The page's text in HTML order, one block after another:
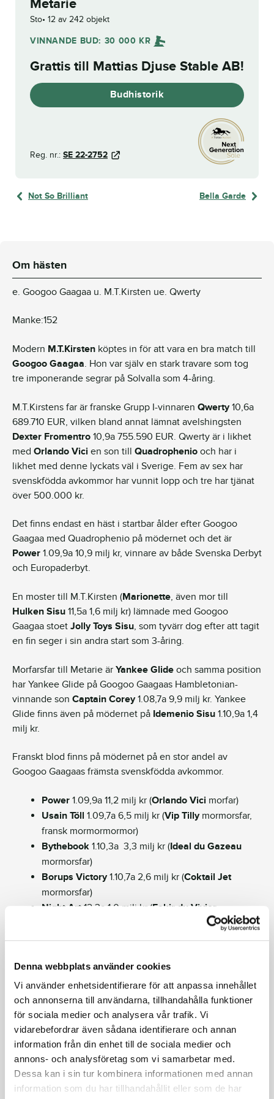
Denna webbplats använder cookies
Vi använder enhetsidentifierare för att anpassa innehållet
och annonserna till användarna, tillhandahålla funktioner
för sociala medier och analysera vår trafik. Vi
vidarebefordrar även sådana identifierare och annan
information från din enhet till de sociala medier och
annons- och analysföretag som vi samarbetar med.
Dessa kan i sin tur kombinera informationen med annan
information som du har tillhandahållit eller som de har
Metarie
Sto 12 av 242 objekt
VINNANDE BUD: 30 000 KR
Grattis till Mattias Djuse Stable AB!
Budhistorik
Reg. nr.: SE 22-2752
Not So Brilliant Bella Garde
Om hästen
e. Googoo Gaagaa u. M.T.Kirsten ue. Qwerty
Manke:152
Modern M.T.Kirsten köptes in för att vara en bra match till
Googoo Gaagaa. Hon var själv en stark travare som tog
tre imponerande segrar på Solvalla som 4-åring.
M.T.Kirstens far är franske Grupp I-vinnaren Qwerty10,6a
689.710 EUR, vilken bland annat lämnat avelshingsten
Dexter Fromentro 10,9a 755.590 EUR. Qwerty är i likhet
med Orlando Vici en son till Quadrophenio och har i
likhet med denne lyckats väl i Sverige. Fem av sex har
svenskfödda avkommor har vunnit lopp och tre har tjänat
över 500.000 kr.
Det finns endast en häst i startbar ålder efter Googoo
Gaagaa med Quadrophenio på mödernet och det är
Power 1.09,9a 10,9 milj kr, vinnare av både Svenska Derbyt
och Europaderbyt.
En moster till M.T.Kirsten (Marionette, även mor till
Hulken Sisu 11,5a 1,6 milj kr) lämnade med Googoo
Gaagaa stoet Jolly Toys Sisu, som tyvärr dog efter att tagit
en fin seger i sin andra start som 3-åring.
Morfarsfar till Metarie är Yankee Glide och samma position
har Yankee Glide på Googoo Gaagaas Hambletonian-
vinnande son Captain Corey1.08,7a 9,9 milj kr. Yankee
Glide finns även på mödernet på Idemenio Sisu 1.10,9a 1,4
milj kr.
Franskt blod finns på mödernet på en stor andel av
Googoo Gaagaas främsta svenskfödda avkommor.
Power 1.09,9a 11,2 milj kr (Orlando Vici morfar)
Usain Töll 1.09,7a 6,5 milj kr (Vip Tilly mormorsfar,
fransk mormormormor)
Bythebook 1.10,3a 3,3 milj kr (Ideal du Gazeau
mormorsfar)
Borups Victory1.10,7a 2,6 milj kr (Coktail Jet
mormorsfar)
Night Art 12,3a 1,0 milj kr (Fakir du Vivier
av dessa har elva sprungit in över 700.000 kronor eller
motsvarande.
What Should I Goo1.09,8a 253.073 dollar
Call Me Goo1.12,4a 198.237 dollar
Goolishness 1.12,6a 133.504 dollar
Gaagaa Gone1.12,3a 1.174.924 kr
Flaming Ace Sisu1,12,3a 1.166.958 kr
Goo Goo Doll1.10,9a 121.668 dollar